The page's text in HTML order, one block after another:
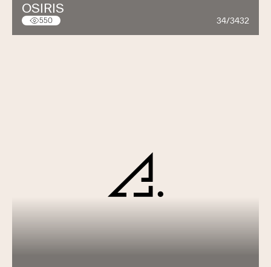
OSIRIS
550 34/3432